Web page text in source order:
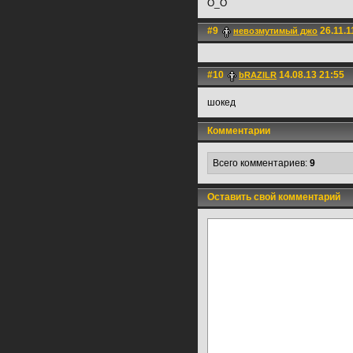
O_O
#9 невозмутимый джо
#10 bRAZILR 14.08.13 21:55
шокед
Комментарии
Всего комментариев: 9
Оставить свой комментарий